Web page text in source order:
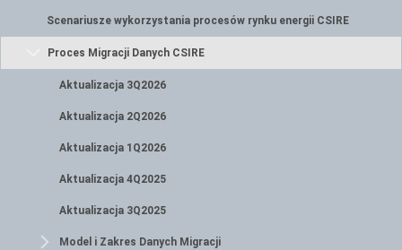
Scenariusze wykorzystania procesów rynku energii CSIRE
Proces Migracji Danych CSIRE
Aktualizacja 3Q2026
Aktualizacja 2Q2026
Aktualizacja 1Q2026
Aktualizacja 4Q2025
Aktualizacja 3Q2025
Model i Zakres Danych Migracji